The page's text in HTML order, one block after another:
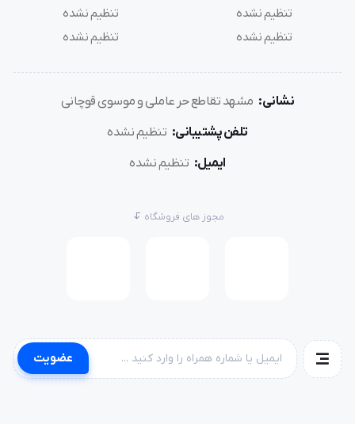
تنظیم نشده
تنظیم نشده
تنظیم نشده
تنظیم نشده
نشانی: مشهد تقاطع حر عاملی و موسوی قوچانی
تلفن پشتیبانی: تنظیم نشده
ایمیل: تنظیم نشده
مجوز های فروشگاه
عضویت